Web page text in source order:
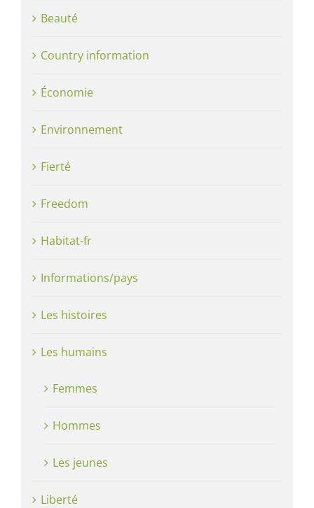
Beauté
Country information
Économie
Environnement
Fierté
Freedom
Habitat-fr
Informations/pays
Les histoires
Les humains
Femmes
Hommes
Les jeunes
Liberté